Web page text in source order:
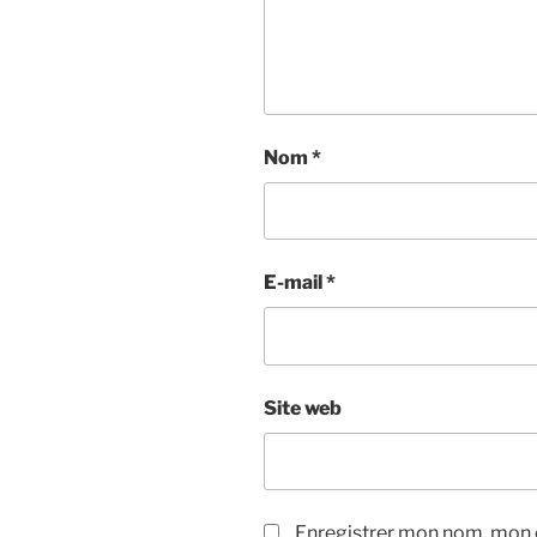
Nom *
E-mail *
Site web